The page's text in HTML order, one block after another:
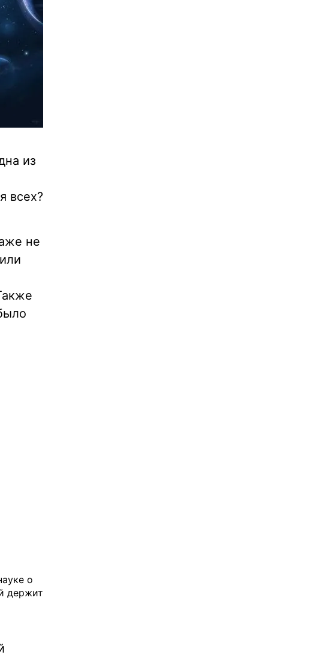
из
всех?
не
о
держит